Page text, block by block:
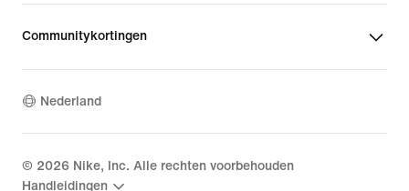
Communitykortingen
Nederland
© 2026 Nike, Inc. Alle rechten voorbehouden
Handleidingen